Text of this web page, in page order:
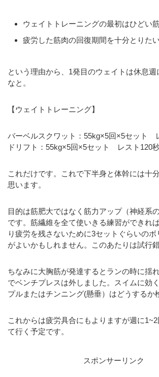
ウェイトトレーニングの最初はひどい
疲労した筋肉の回復期間を十分とりたい
という理由から、1発目のウェイトは休息
なと。
【ウェイトトレーニング】
バーベルスクワット：55kg×5回×5セット
ドリフト：55kg×5回×5セット レスト120
これだけです。これで下半身と体幹には十
思います。
目的は筋肥大ではなく筋力アップ（神経系
です。筋繊維を全て使いきる練習ができれ
り疲労を残さないために3セットぐらいの
がよいかもしれません。このあたりは試行錯
ちなみに大胸筋が発達するとランの時に揺
でベンチプレスは外しました。スイムに効
プルまたはチンニング(懸垂）はどうするか
これからは疲労具合にもよりますが週に
て行く予定です。
スポンサーリンク